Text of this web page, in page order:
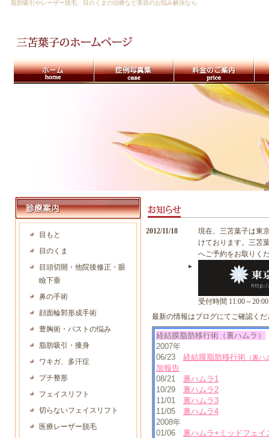
脂肪吸引やレーザー脱毛、目のくまの治療など美容のお悩み解決なら
目もと
目のくま
目頭切開・他院後修正・眼
瞼下垂
鼻の手術
顔面輪郭形成手術
豊胸術・バストの悩み
脂肪吸引・痩身
ワキガ、多汗症
プチ整形
フェイスリフト
切らないフェイスリフト
医療レーザー脱毛
2012/11/18
現在、三苫葉子は東
けております。三苫
へご予約をお取りく
受付時間 11:00～
最新の情報はブログにてご確認くだ